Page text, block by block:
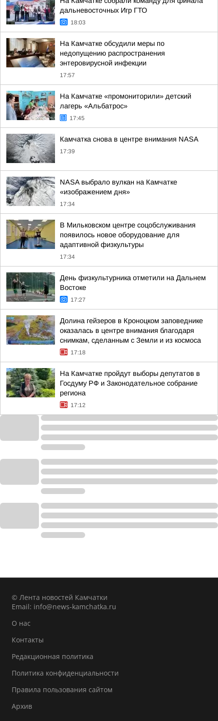
дальневосточных Игр ГТО
18:03
На Камчатке обсудили меры по
недопущению распространения
энтеровирусной инфекции
17:57
На Камчатке «промониторили» детский
лагерь «Альбатрос»
17:45
Камчатка снова в центре внимания NASA
17:39
NASA выбрало вулкан на Камчатке
«изображением дня»
17:34
В Мильковском центре соцобслуживания
появилось новое оборудование для
адаптивной физкультуры
17:34
День физкультурника отметили на Дальнем
Востоке
17:27
Долина гейзеров в Кроноцком заповеднике
оказалась в центре внимания благодаря
снимкам, сделанным с Земли и из космоса
17:18
На Камчатке пройдут выборы депутатов в
Госдуму РФ и Законодательное собрание
региона
17:12
© Лента новостей Камчатки
Email: info@news-kamchatka.ru
О нас
Контакты
Редакционная политика
Политика конфиденциальности
Правила пользования сайтом
Архив